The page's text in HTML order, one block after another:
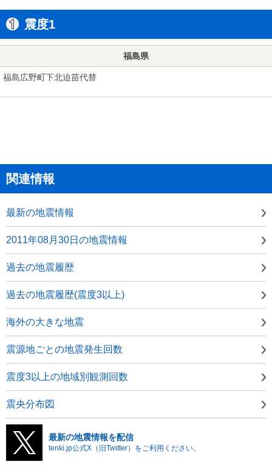
震度1
福島県
福島広野町下北迫苗代替
関連情報
最新の地震情報
2011年08月30日の地震情報
過去の地震履歴
過去の地震履歴(震度3以上)
海外の大きな地震
震源地ごとの地震発生回数
震度3以上の地域別観測回数
震央分布図
最新の地震情報を配信
tenki.jp公式X（旧Twitter）をご利用ください。